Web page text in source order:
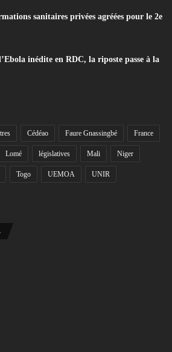
sanitaires privées agréées pour le 2e
inédite en RDC, la riposte passe à la
Cédéao Faure Gnassingbé France
Lomé législatives Mali Niger
Togo UEMOA UNIR